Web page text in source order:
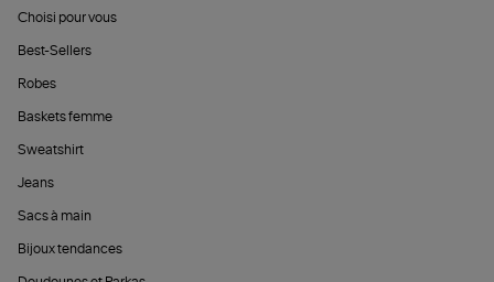
Choisi pour vous
Best-Sellers
Robes
Baskets femme
Sweatshirt
Jeans
Sacs à main
Bijoux tendances